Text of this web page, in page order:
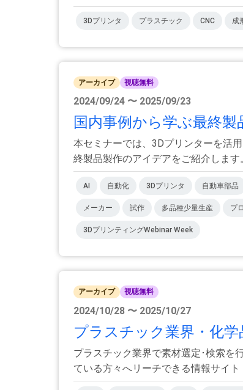
3Dプリンタ プラスチック CNC 成
アーカイブ 視聴無料
2024/09/24 〜 2025/09/23
国内事例から学ぶ最終
本セミナーでは、3Dプリンターを活
終製品製作のアイデアをご紹介します
AI 自動化 3Dプリンタ 自動車部品
メーカー 試作 多品種少量生産 プ
3DプリンティングWebinar Week
アーカイブ 視聴無料
2024/10/28 〜 2025/10/27
プラスチック業界・化
プラスチック業界で素材選定･検索を
ている方々へリーチできる情報サイト